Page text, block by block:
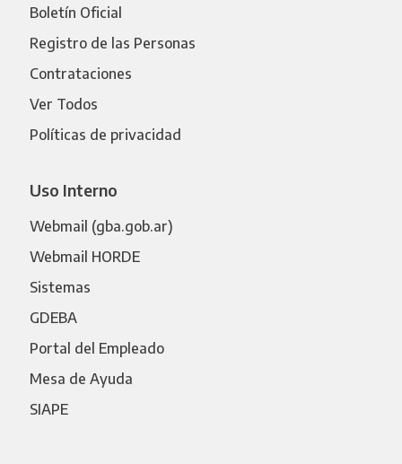
Boletín Oficial
Registro de las Personas
Contrataciones
Ver Todos
Políticas de privacidad
Uso Interno
Webmail (gba.gob.ar)
Webmail HORDE
Sistemas
GDEBA
Portal del Empleado
Mesa de Ayuda
SIAPE